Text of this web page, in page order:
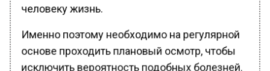
человеку жизнь.
Именно поэтому необходимо на регулярной
основе проходить плановый осмотр, чтобы
исключить вероятность подобных болезней.